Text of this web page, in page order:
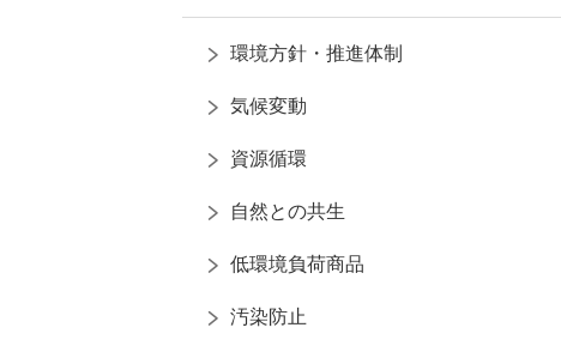
環境方針・推進体制
気候変動
資源循環
自然との共生
低環境負荷商品
汚染防止